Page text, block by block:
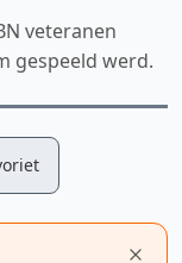
veteranen
gespeeld werd.